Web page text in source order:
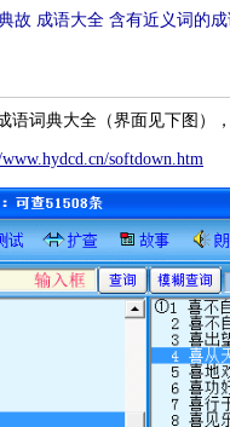
故 成语大全 含有近义词的
语词典大全（界面见下图）
softdown.htm